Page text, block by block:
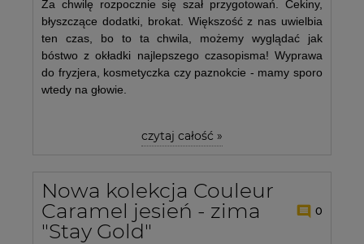
Za chwilę rozpocznie się szał przygotowań. Cekiny,
błyszczące dodatki, brokat. Większość z nas uwielbia
ten czas, bo to ta chwila, możemy wyglądać jak
bóstwo z okładki najlepszego czasopisma! Wyprawa
do fryzjera, kosmetyczka czy paznokcie - mamy sporo
wtedy na głowie.
czytaj całość »
Nowa kolekcja Couleur
Caramel jesień - zima
"Stay Gold"
0